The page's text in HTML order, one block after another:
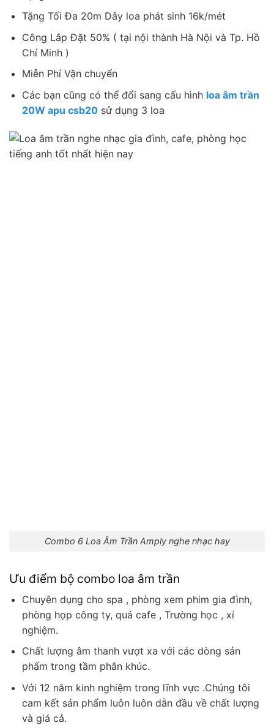
Tặng Tối Đa 20m Dây loa phát sinh 16k/mét
Công Lắp Đặt 50% ( tại nội thành Hà Nội và Tp. Hồ
Chí Minh )
Miễn Phí Vận chuyển
Các bạn cũng có thể đổi sang cấu hình loa âm trần
20W apu csb20sử dụng 3 loa
Combo 6 Loa Âm Trần Amply nghe nhạc hay
Ưu điểm bộ combo loa âm trần
Chuyên dụng cho spa , phòng xem phim gia đình,
phòng họp công ty, quá cafe , Trường học , xí
nghiệm.
Chất lượng âm thanh vượt xa với các dòng sản
phẩm trong tầm phân khúc.
Với 12 năm kinh nghiệm trong lĩnh vực .Chúng tôi
cam kết sản phẩm luôn luôn dẫn đầu về chất lượng
và giá cả.